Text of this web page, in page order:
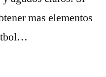
mas elementos